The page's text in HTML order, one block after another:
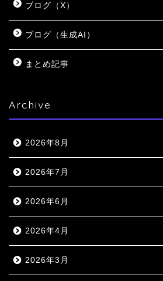
ブログ（X）
ブログ（生成AI）
まとめ記事
Archive
2026年8月
2026年7月
2026年6月
2026年4月
2026年3月